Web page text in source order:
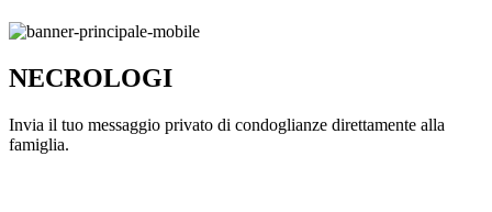
NECROLOGI
Invia il tuo messaggio privato di condoglianze direttamente alla
famiglia.